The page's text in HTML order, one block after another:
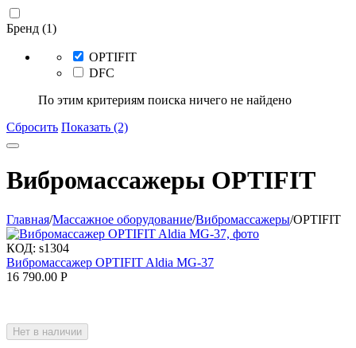
Бренд (1)
OPTIFIT
DFC
По этим критериям поиска ничего не найдено
Сбросить Показать (2)
Вибромассажеры OPTIFIT
Главная/Массажное оборудование/Вибромассажеры/OPTIFIT
КОД: s1304
Вибромассажер OPTIFIT Aldia MG-37
16 790.00 Р
Нет в наличии